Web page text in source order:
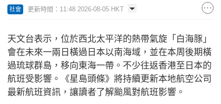
社會 更新時間：11:48 2026-08-05 HKT
天文台表示，位於西北太平洋的熱帶氣旋「白海豚」
會在未來一兩日橫過日本以南海域，並在本周後期橫
過琉球群島，移向東海一帶。不少往返香港至日本的
航班受影響。《星島頭條》將持續更新本地航空公司
最新航班資訊，讓讀者了解颱風對航班影響。